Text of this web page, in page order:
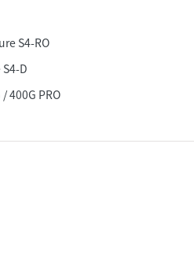
S4-RO
D
400G PRO